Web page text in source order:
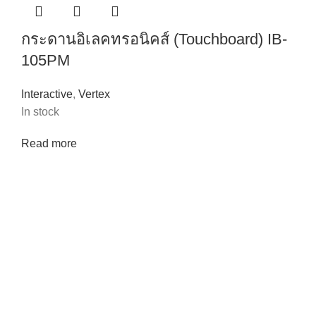
กระดานอิเลคทรอนิคส์ (Touchboard) IB-
105PM
Interactive, Vertex
In stock
Read more